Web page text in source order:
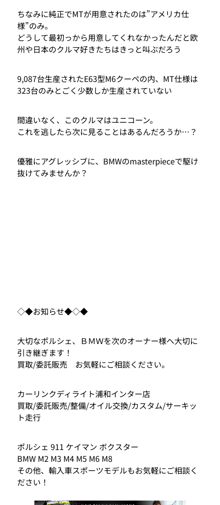
ちなみに純正でMTが用意されたのは”アメリカ仕
様”のみ。
どうして最初っから用意してくれなかったんだと欧
州や日本のクルマ好きたちはきっと叫ぶだろう
9,087台生産されたE63型M6クーペの内、MT仕様は
323台のみとごく少数しか生産されていない
間違いなく、このクルマはユニコーン。
これを逃したら次に見ることはあるんだろうか…？
優雅にアグレッシブに、BMWのmasterpieceで駆け
抜けてみませんか？
◇◆お知らせ◆◇◆
大切なポルシェ、ＢＭＷを次のオーナー様へ大切に
引き継ぎます！
買取/委託販売 お気軽にご相談ください。
カーリンクディライト浦和インター店
買取/委託販売/整備/オイル交換/カスタム/サーキッ
ト走行
ポルシェ 911 ケイマン ボクスター
BMW M2 M3 M4 M5 M6 M8
その他、輸入車スポーツモデルもお気軽にご相談く
ださい！